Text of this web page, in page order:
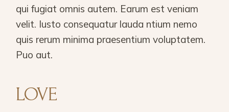
qui fugiat omnis autem. Earum est veniam
velit. Iusto consequatur lauda ntium nemo
quis rerum minima praesentium voluptatem.
Puo aut.
LOVE